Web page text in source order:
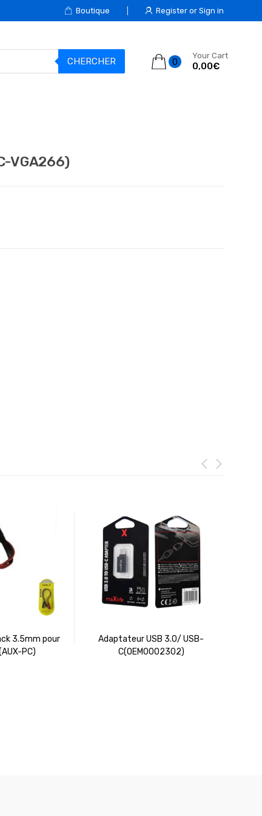
Boutique Register or Sign in
CHERCHER 0
Your Cart
0,00€
VGA266)
3.5mm pour
PC)
Adaptateur USB 3.0/ USB-
C(OEM0002302)